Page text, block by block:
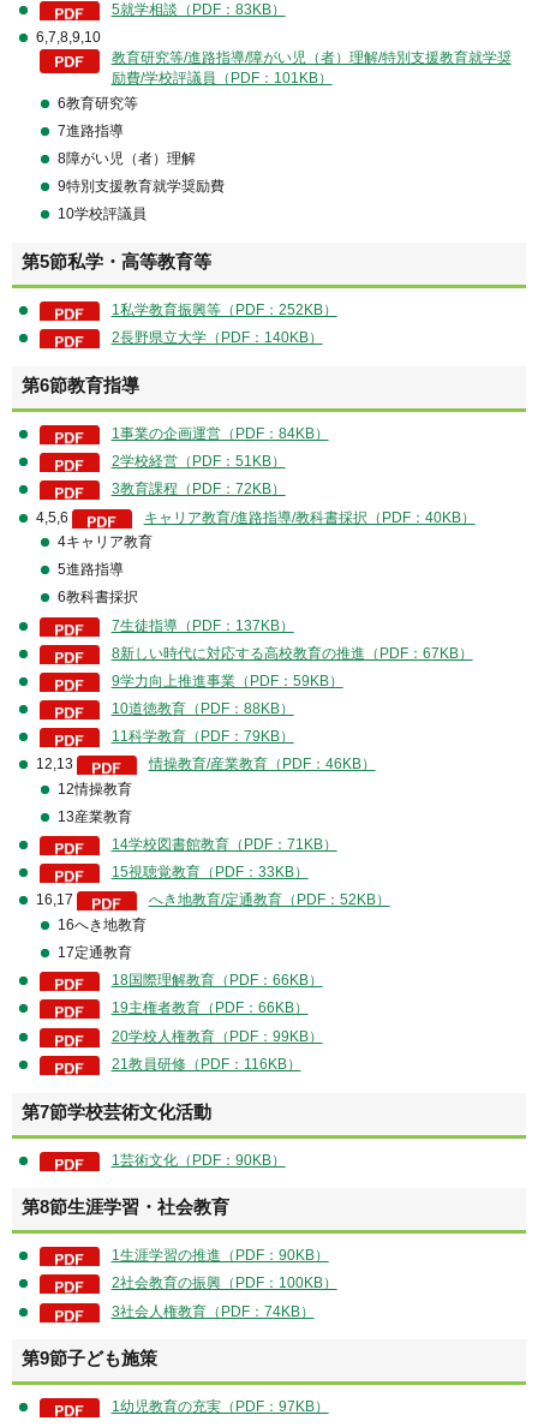
5就学相談（PDF：83KB）
6,7,8,9,10
教育研究等/進路指導/障がい児（者）理解/特別支援教育就学奨
励費/学校評議員（PDF：101KB）
6教育研究等
7進路指導
8障がい児（者）理解
9特別支援教育就学奨励費
10学校評議員
第5節私学・高等教育等
1私学教育振興等（PDF：252KB）
2長野県立大学（PDF：140KB）
第6節教育指導
1事業の企画運営（PDF：84KB）
2学校経営（PDF：51KB）
3教育課程（PDF：72KB）
4,5,6
キャリア教育/進路指導/教科書採択（PDF：40KB）
4キャリア教育
5進路指導
6教科書採択
7生徒指導（PDF：137KB）
8新しい時代に対応する高校教育の推進（PDF：67KB）
9学力向上推進事業（PDF：59KB）
10道徳教育（PDF：88KB）
11科学教育（PDF：79KB）
12,13
情操教育/産業教育（PDF：46KB）
12情操教育
13産業教育
14学校図書館教育（PDF：71KB）
15視聴覚教育（PDF：33KB）
16,17
へき地教育/定通教育（PDF：52KB）
16へき地教育
17定通教育
18国際理解教育（PDF：66KB）
19主権者教育（PDF：66KB）
20学校人権教育（PDF：99KB）
21教員研修（PDF：116KB）
第7節学校芸術文化活動
1芸術文化（PDF：90KB）
第8節生涯学習・社会教育
1生涯学習の推進（PDF：90KB）
2社会教育の振興（PDF：100KB）
3社会人権教育（PDF：74KB）
第9節子ども施策
1幼児教育の充実（PDF：97KB）